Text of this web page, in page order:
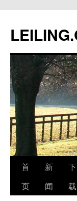
文
首
页
新
闻
下
载